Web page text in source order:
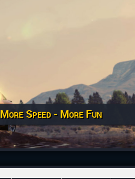
More Speed - More Fun